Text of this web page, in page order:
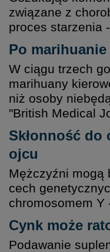
związane z
proces starzenia
Po
W ciągu trzech
marihuany
niż osoby
"British Medical
Skłonność
ojcu
Mężczyźni mogą
cech
chromosomem Y
Cynk może
Podawanie